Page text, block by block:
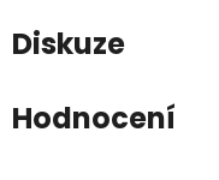
Diskuze
Hodnocení